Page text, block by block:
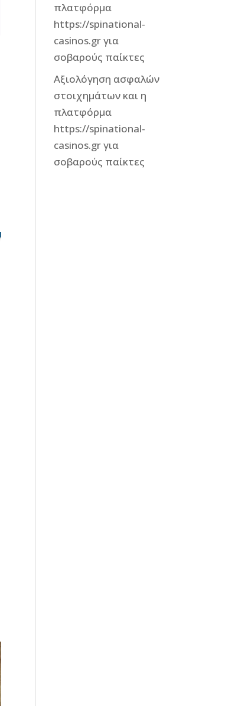
πλατφόρμα
https://spinational-
casinos.gr για
σοβαρούς παίκτες
Αξιολόγηση ασφαλών
στοιχημάτων και η
πλατφόρμα
https://spinational-
casinos.gr για
σοβαρούς παίκτες